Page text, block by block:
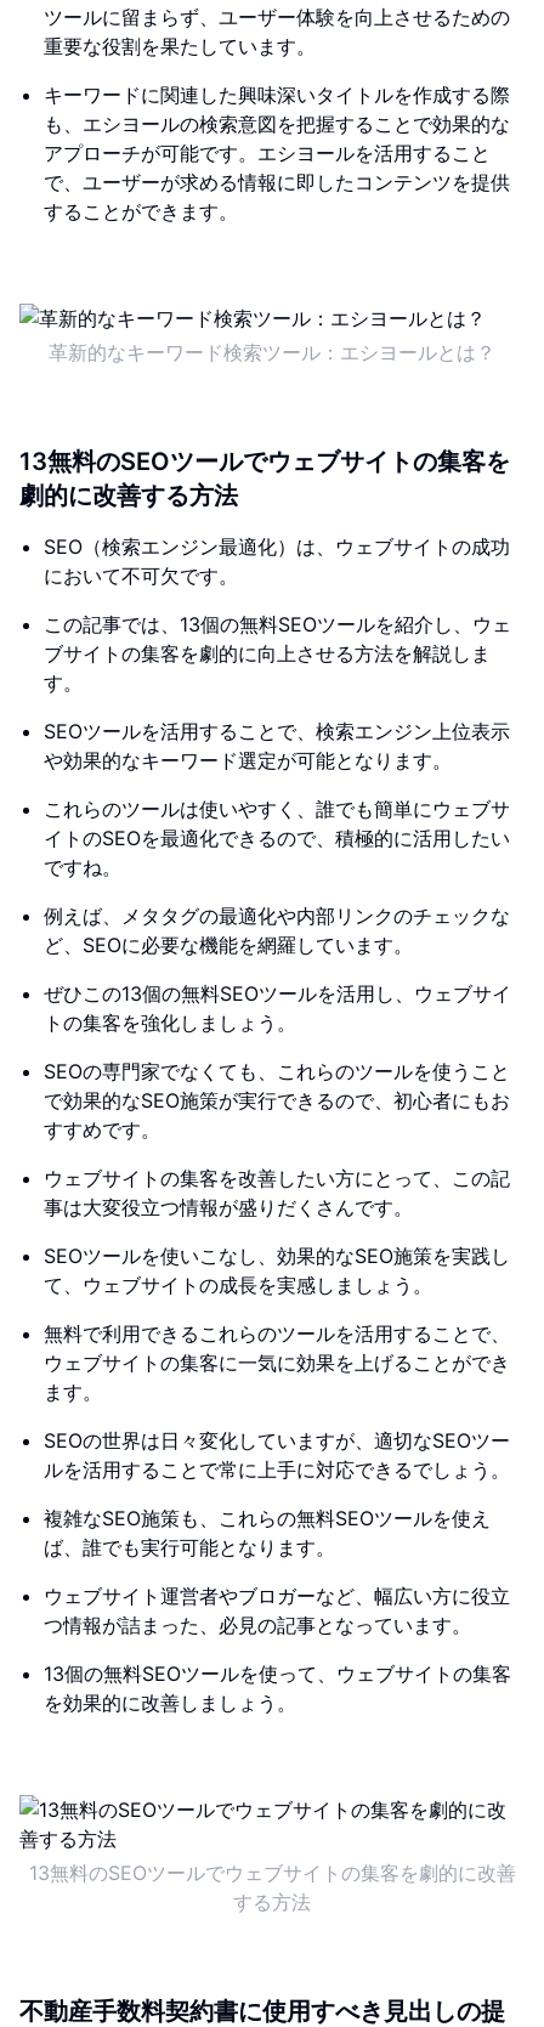
ツールに留まらず、ユーザー体験を向上させるための
重要な役割を果たしています。
キーワードに関連した興味深いタイトルを作成する際
も、エシヨールの検索意図を把握することで効果的な
アプローチが可能です。エシヨールを活用すること
で、ユーザーが求める情報に即したコンテンツを提供
することができます。
革新的なキーワード検索ツール：エシヨールとは？
13無料のSEOツールでウェブサイトの集客を
劇的に改善する方法
SEO（検索エンジン最適化）は、ウェブサイトの成功
において不可欠です。
この記事では、13個の無料SEOツールを紹介し、ウェ
ブサイトの集客を劇的に向上させる方法を解説しま
す。
SEOツールを活用することで、検索エンジン上位表示
や効果的なキーワード選定が可能となります。
これらのツールは使いやすく、誰でも簡単にウェブサ
イトのSEOを最適化できるので、積極的に活用したい
ですね。
例えば、メタタグの最適化や内部リンクのチェックな
ど、SEOに必要な機能を網羅しています。
ぜひこの13個の無料SEOツールを活用し、ウェブサイ
トの集客を強化しましょう。
SEOの専門家でなくても、これらのツールを使うこと
で効果的なSEO施策が実行できるので、初心者にもお
すすめです。
ウェブサイトの集客を改善したい方にとって、この記
事は大変役立つ情報が盛りだくさんです。
SEOツールを使いこなし、効果的なSEO施策を実践し
て、ウェブサイトの成長を実感しましょう。
無料で利用できるこれらのツールを活用することで、
ウェブサイトの集客に一気に効果を上げることができ
ます。
SEOの世界は日々変化していますが、適切なSEOツー
ルを活用することで常に上手に対応できるでしょう。
複雑なSEO施策も、これらの無料SEOツールを使え
ば、誰でも実行可能となります。
ウェブサイト運営者やブロガーなど、幅広い方に役立
つ情報が詰まった、必見の記事となっています。
13個の無料SEOツールを使って、ウェブサイトの集客
を効果的に改善しましょう。
13無料のSEOツールでウェブサイトの集客を劇的に改善
する方法
不動産手数料契約書に使用すべき見出しの提